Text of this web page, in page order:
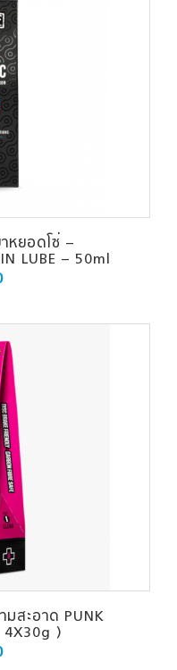
หยอดโซ่ –
LUBE – 50ml
สะอาด PUNK
4X30g )